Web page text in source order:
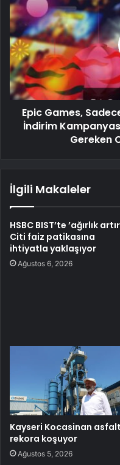
Epic Games,
İndirim
Gereken
İlgili Makaleler
HSBC BIST’te ’ağırlık
Citi faiz patikasına
ihtiyatla yaklaşıyor
Ağustos 6, 2026
Kayseri Kocasinan
rekora koşuyor
Ağustos 5, 2026